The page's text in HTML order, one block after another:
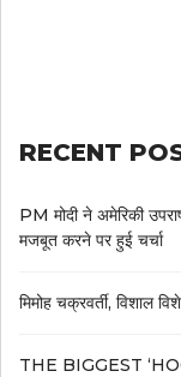
RECENT
PM मोदी ने अमेरिकी
मजबूत करने पर हुई चर्चा
मिमोह चक्रवर्ती, विशाल
THE BIGGEST